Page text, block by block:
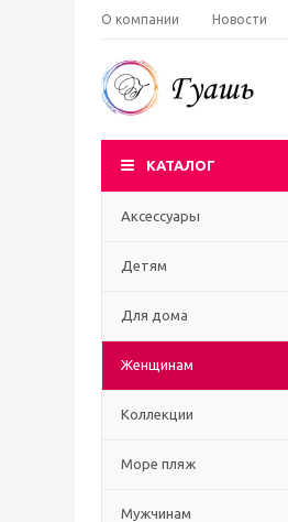
О компании Новости
КАТАЛОГ
Аксессуары
Детям
Для дома
Женщинам
Коллекции
Море пляж
Мужчинам